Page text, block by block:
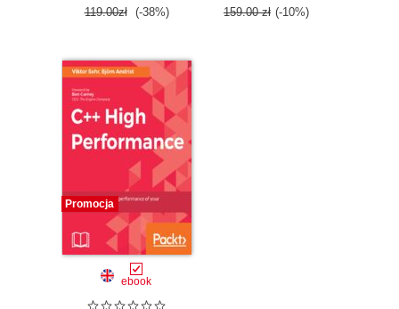
119.00zł (-38%) 159.00 zł (-10%)
Promocja
ebook